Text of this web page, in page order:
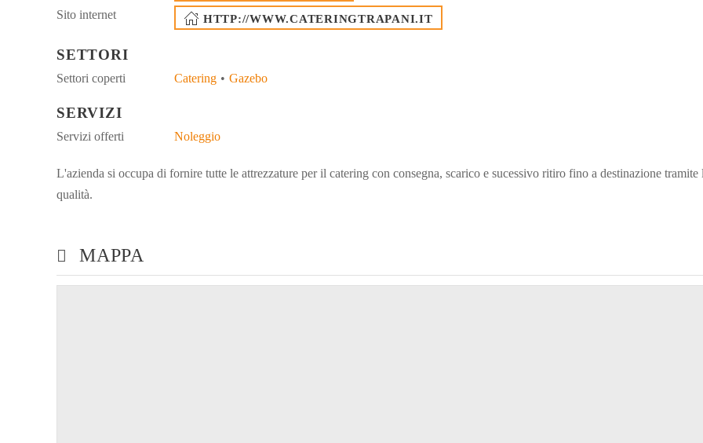
Sito internet HTTP://WWW.CATERINGTRAPANI.IT
SETTORI
Settori coperti Catering Gazebo
SERVIZI
Servizi offerti Noleggio
L'azienda si occupa di fornire tutte le attrezzature per il catering con consegna, scarico e sucessivo ritiro fino a destinazione
qualità.
MAPPA